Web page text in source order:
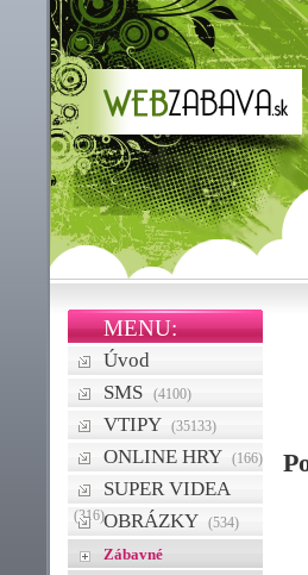
MENU:
Úvod
SMS
(4100)
VTIPY (35133)
ONLINE HRY (166)
SUPER VIDEA
(316)OBRÁZKY (534)
Zábavné